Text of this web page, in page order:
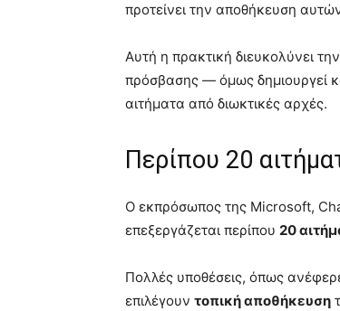
προτείνει την αποθήκευση
Αυτή η πρακτική διευκολύνει
πρόσβασης — όμως δημιουργεί
αιτήματα από διωκτικές αρχές.
Περίπου 20
Ο εκπρόσωπος της Microsoft,
επεξεργάζεται περίπου 20
Πολλές υποθέσεις, όπως
επιλέγουν τοπική αποθήκευση